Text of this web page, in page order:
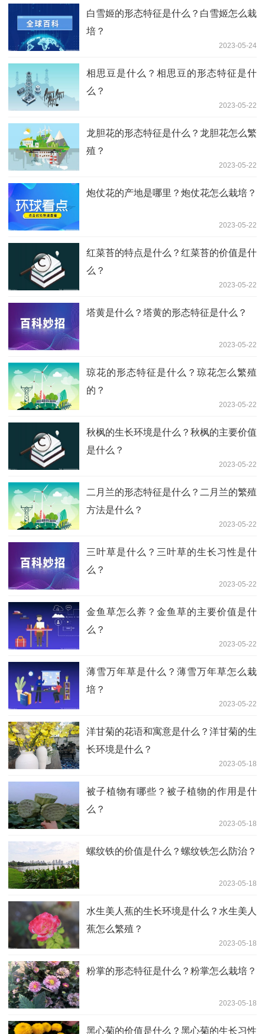
白雪姬的形态特征是什么？白雪姬怎么栽
培？
2023-05-24
相思豆是什么？相思豆的形态特征是什
么？
2023-05-22
龙胆花的形态特征是什么？龙胆花怎么繁
殖？
2023-05-22
炮仗花的产地是哪里？炮仗花怎么栽培？
2023-05-22
红菜苔的特点是什么？红菜苔的价值是什
么？
2023-05-22
塔黄是什么？塔黄的形态特征是什么？
2023-05-22
琼花的形态特征是什么？琼花怎么繁殖
的？
2023-05-22
秋枫的生长环境是什么？秋枫的主要价值
是什么？
2023-05-22
二月兰的形态特征是什么？二月兰的繁殖
方法是什么？
2023-05-22
三叶草是什么？三叶草的生长习性是什
么？
2023-05-22
金鱼草怎么养？金鱼草的主要价值是什
么？
2023-05-22
薄雪万年草是什么？薄雪万年草怎么栽
培？
2023-05-22
洋甘菊的花语和寓意是什么？洋甘菊的生
长环境是什么？
2023-05-18
被子植物有哪些？被子植物的作用是什
么？
2023-05-18
螺纹铁的价值是什么？螺纹铁怎么防治？
2023-05-18
水生美人蕉的生长环境是什么？水生美人
蕉怎么繁殖？
2023-05-18
粉掌的形态特征是什么？粉掌怎么栽培？
2023-05-18
黑心菊的价值是什么？黑心菊的生长习性